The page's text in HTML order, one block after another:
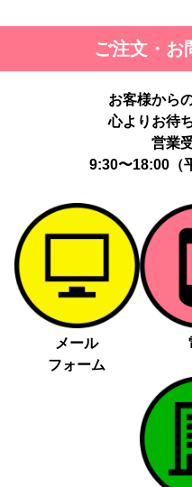
ご注文・お
お客様から
心よりお待
営業
9:30〜18:00（
メール
フォーム